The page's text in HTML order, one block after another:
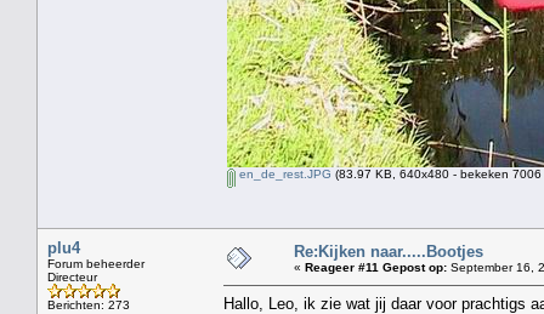
en_de_rest.JPG (83.97 KB, 640x480 - bekeken 7006
plu4
Forum beheerder
Directeur
Berichten: 273
Re:Kijken naar.....Bootjes
« Reageer #11 Gepost op: September 16,
Hallo, Leo, ik zie wat jij daar voor prachtigs